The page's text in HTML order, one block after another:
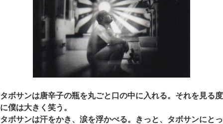
タボサンは唐辛子の瓶を丸ごと口の中に入れる。それを見る度
に僕は大きく笑う。
タボサンは汗をかき、涙を浮かべる。きっと、タボサンにとっ